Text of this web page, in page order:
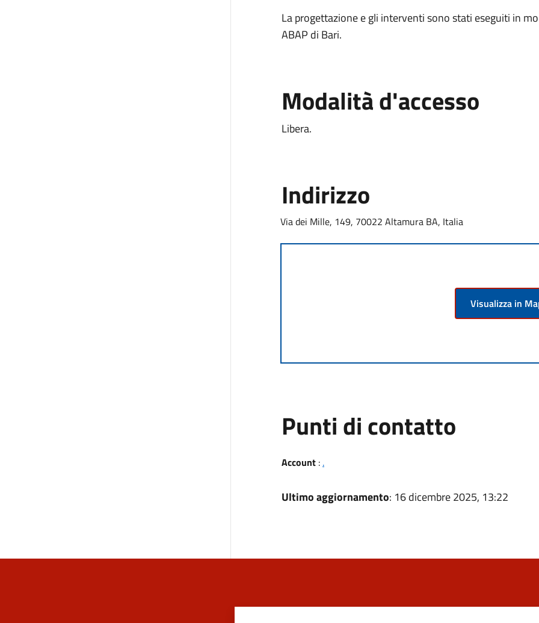
La progettazione e gli interventi sono stati eseguiti in
ABAP di Bari.
Modalità d'accesso
Libera.
Indirizzo
Via dei Mille, 149, 70022 Altamura BA, Italia
Visualizza in
Punti di contatto
Account: .
Ultimo aggiornamento: 16 dicembre 2025, 13:22